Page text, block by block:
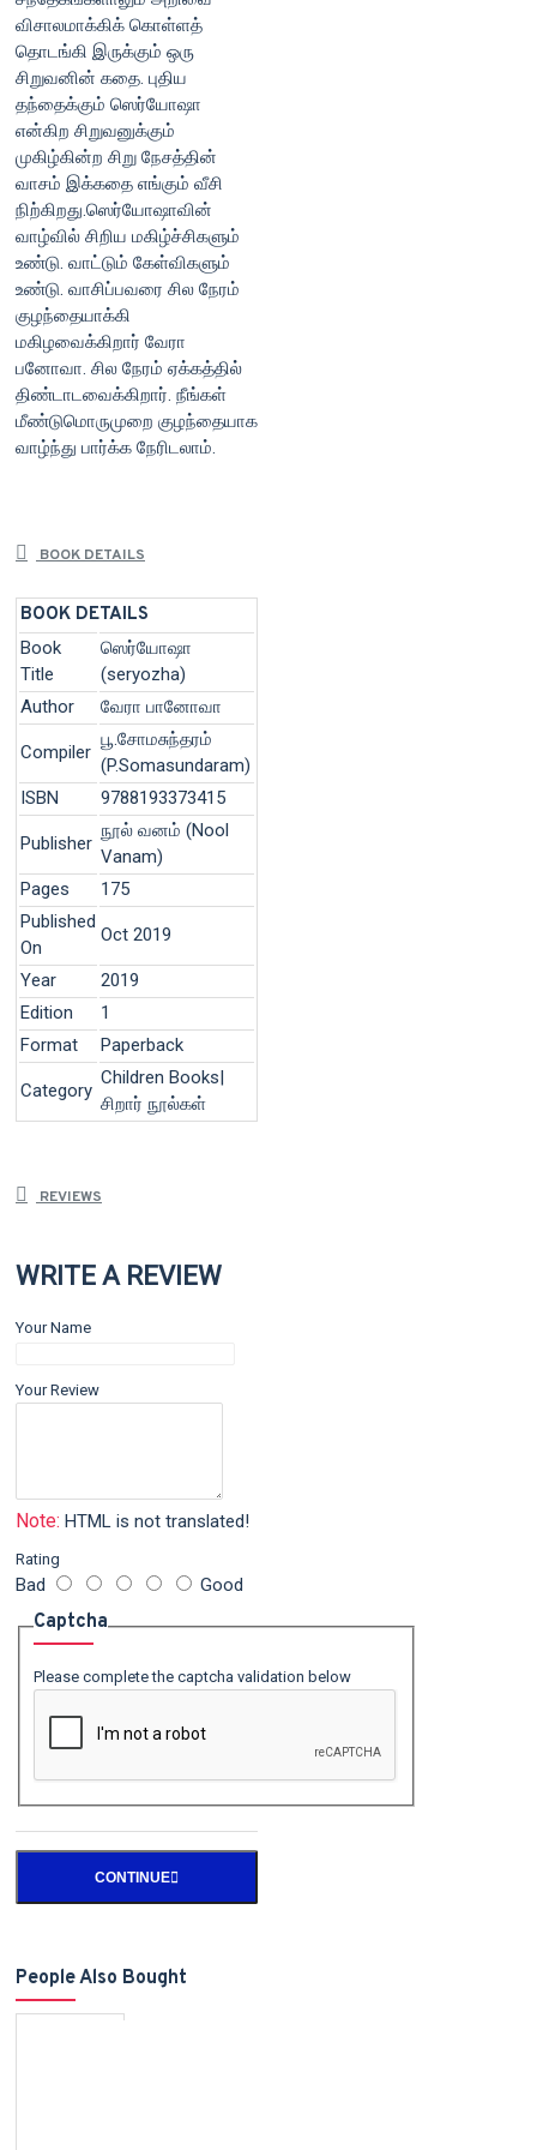
விசாலமாக்கிக் கொள்ளத்
தொடங்கி இருக்கும் ஒரு
சிறுவனின் கதை. புதிய
தந்தைக்கும் ஸெர்யோஷா
என்கிற சிறுவனுக்கும்
முகிழ்கின்ற சிறு நேசத்தின்
வாசம் இக்கதை எங்கும் வீசி
நிற்கிறது.ஸெர்யோஷாவின்
வாழ்வில் சிறிய மகிழ்ச்சிகளும்
உண்டு. வாட்டும் கேள்விகளும்
உண்டு. வாசிப்பவரை சில நேரம்
குழந்தையாக்கி
மகிழவைக்கிறார் வேரா
பனோவா. சில நேரம் ஏக்கத்தில்
திண்டாடவைக்கிறார். நீங்கள்
மீண்டுமொருமுறை குழந்தையாக
வாழ்ந்து பார்க்க நேரிடலாம்.
BOOK DETAILS
BOOK DETAILS
Book
Title
ஸெர்யோஷா
(seryozha)
Author
வேரா பானோவா
Compiler
பூ.சோமசுந்தரம்
(P.Somasundaram)
ISBN
9788193373415
Publisher
நூல் வனம் (Nool
Vanam)
Pages
175
Published
On
Oct 2019
Year
2019
Edition
1
Format
Paperback
Category
Children Books|
சிறார் நூல்கள்
REVIEWS
WRITE A REVIEW
Your Name
Your Review
Note: HTML is not translated!
Rating
Bad Good
Captcha
Please complete the captcha validation below
CONTINUE
People Also Bought